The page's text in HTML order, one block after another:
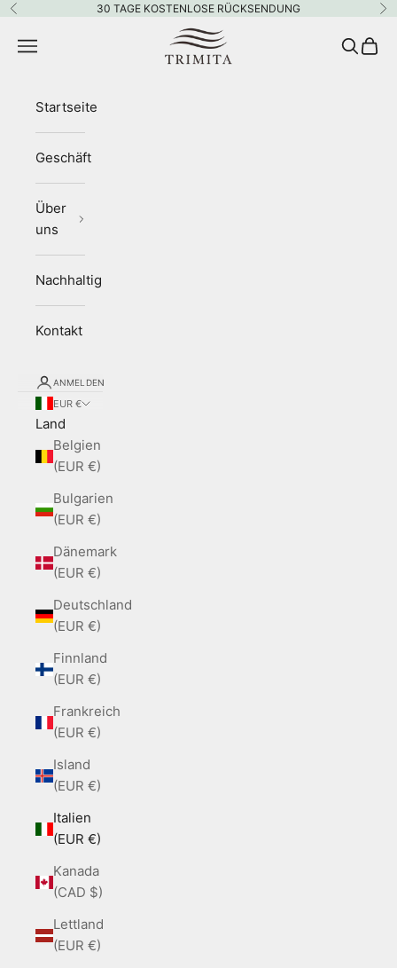
Zum Inhalt springen
Zurück 30 TAGE KOSTENLOSE RÜCKSENDUNG Vor
Menü Suchen
Startseite
Geschäft
Über
uns
Nachhaltigkeit
Kontakt
ANMELDEN
EUR €
Land
Belgien
(EUR €)
Bulgarien
(EUR €)
Dänemark
(EUR €)
Deutschland
(EUR €)
Finnland
(EUR €)
Frankreich
(EUR €)
Island
(EUR €)
Italien
(EUR €)
Kanada
(CAD $)
Lettland
(EUR €)